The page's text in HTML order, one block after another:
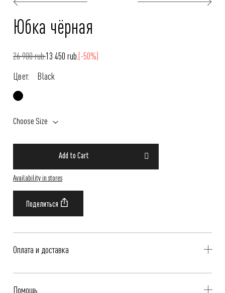
Юбка чёрная
26 900 rub.13 450 rub.(-50%)
Цвет:
Black
Choose Size
Add to Cart
Availability in stores
Оплата и доставка
Помощь